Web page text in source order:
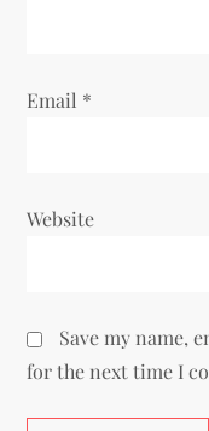
Email *
Website
Save my name,
for the next time I